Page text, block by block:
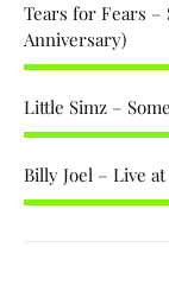
Tears for Fears –
Anniversary)
Little Simz –
Billy Joel – Live